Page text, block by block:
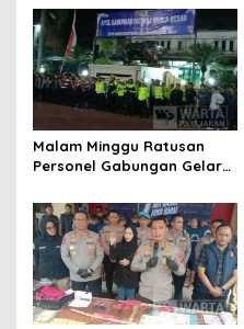
Ribu Butir OKT
Malam Minggu Ratusan
Personel Gabungan Gelar
Besar Kabupaten Bandung